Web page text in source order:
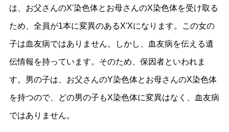
は、お父さんのX'染色体とお母さんのX染色体を受け取る
ため、全員が1本に変異のあるX'Xになります。この女の
子は血友病ではありません。しかし、血友病を伝える遺
伝情報を持っています。そのため、保因者といわれま
す。男の子は、お父さんのY染色体とお母さんのX染色体
を持つので、どの男の子もX染色体に変異はなく、血友病
ではありません。